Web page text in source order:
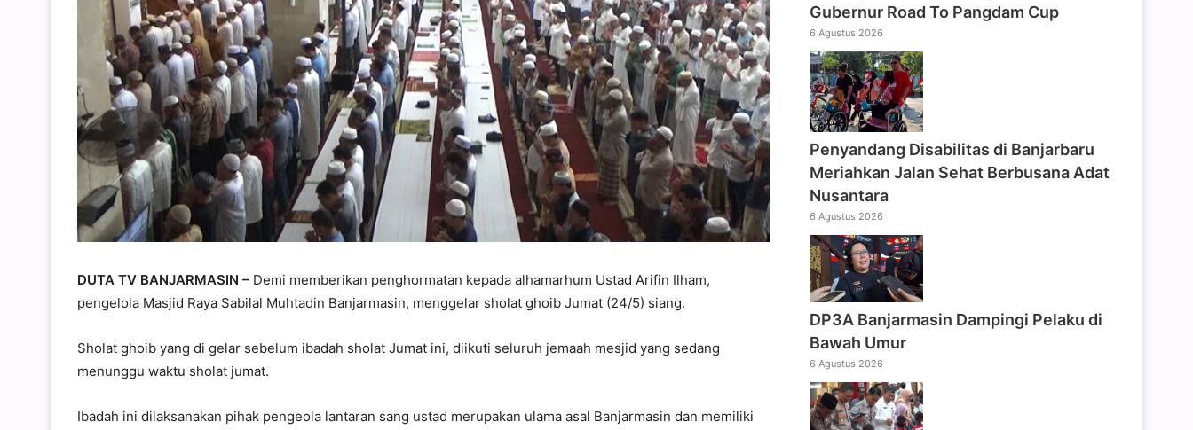
DUTA TV BANJARMASIN – Demi memberikan penghormatan kepada alhamarhum Ustad Arifin Ilham,
pengelola Masjid Raya Sabilal Muhtadin Banjarmasin, menggelar sholat ghoib Jumat (24/5) siang.
Sholat ghoib yang di gelar sebelum ibadah sholat Jumat ini, diikuti seluruh jemaah mesjid yang sedang
menunggu waktu sholat jumat.
Ibadah ini dilaksanakan pihak pengeola lantaran sang ustad merupakan ulama asal Banjarmasin dan memiliki
Gubernur Road To Pangdam Cup
6 Agustus 2026
Penyandang Disabilitas di Banjarbaru
Meriahkan Jalan Sehat Berbusana Adat
Nusantara
6 Agustus 2026
DP3A Banjarmasin Dampingi Pelaku di
Bawah Umur
6 Agustus 2026